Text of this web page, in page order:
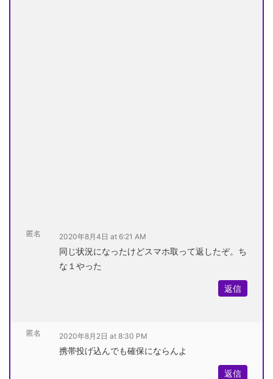
匿名 2020年8月4日 at 6:21 AM
同じ状況になったけどスマホ取って返したぞ。ち
な１やった
返信
匿名 2020年8月2日 at 8:30 PM
携帯投げ込んでも確保にならんよ
返信